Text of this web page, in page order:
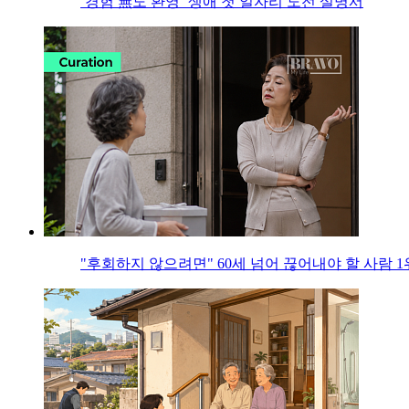
"후회하지 않으려면" 60세 넘어 끊어내야 할 사람 1